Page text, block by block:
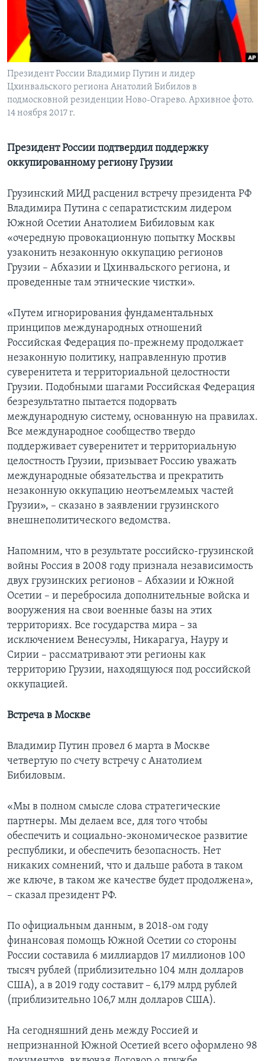
Learning English
СОЦИАЛЬНЫЕ СЕТИ
Языки
Президент России Владимир Путин и лидер
Цхинвальского региона Анатолий Бибилов в
подмосковной резиденции Ново-Огарево. Архивное фото.
14 ноября 2017 г.
Президент России подтвердил поддержку
оккупированному региону Грузии
Грузинский МИД расценил встречу президента РФ
Владимира Путина с сепаратистским лидером
Южной Осетии Анатолием Бибиловым как
«очередную провокационную попытку Москвы
узаконить незаконную оккупацию регионов
Грузии – Абхазии и Цхинвальского региона, и
проведенные там этнические чистки».
«Путем игнорирования фундаментальных
принципов международных отношений
Российская Федерация по-прежнему продолжает
незаконную политику, направленную против
суверенитета и территориальной целостности
Грузии. Подобными шагами Российская Федерация
безрезультатно пытается подорвать
международную систему, основанную на правилах.
Все международное сообщество твердо
поддерживает суверенитет и территориальную
целостность Грузии, призывает Россию уважать
международные обязательства и прекратить
незаконную оккупацию неотъемлемых частей
Грузии», – сказано в заявлении грузинского
внешнеполитического ведомства.
Напомним, что в результате российско-грузинской
войны Россия в 2008 году признала независимость
двух грузинских регионов – Абхазии и Южной
Осетии – и перебросила дополнительные войска и
вооружения на свои военные базы на этих
территориях. Все государства мира – за
исключением Венесуэлы, Никарагуа, Науру и
Сирии – рассматривают эти регионы как
территорию Грузии, находящуюся под российской
оккупацией.
Встреча в Москве
Владимир Путин провел 6 марта в Москве
четвертую по счету встречу с Анатолием
Бибиловым.
«Мы в полном смысле слова стратегические
партнеры. Мы делаем все, для того чтобы
обеспечить и социально-экономическое развитие
республики, и обеспечить безопасность. Нет
никаких сомнений, что и дальше работа в таком
же ключе, в таком же качестве будет продолжена»,
– сказал президент РФ.
По официальным данным, в 2018-ом году
финансовая помощь Южной Осетии со стороны
России составила 6 миллиардов 17 миллионов 100
тысяч рублей (приблизительно 104 млн долларов
США), а в 2019 году составит – 6,179 млрд рублей
(приблизительно 106,7 млн долларов США).
На сегодняшний день между Россией и
непризнанной Южной Осетией всего оформлено 98